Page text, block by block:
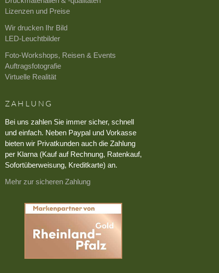
Lizenzen und Preise
Wir drucken Ihr Bild
LED-Leuchtbilder
Foto-Workshops, Reisen & Events
Auftragsfotografie
Virtuelle Realität
ZAHLUNG
Bei uns zahlen Sie immer sicher, schnell
und einfach. Neben Paypal und Vorkasse
bieten wir Privatkunden auch die Zahlung
per Klarna (Kauf auf Rechnung, Ratenkauf,
Sofortüberweisung, Kreditkarte) an.
Mehr zur sicheren Zahlung